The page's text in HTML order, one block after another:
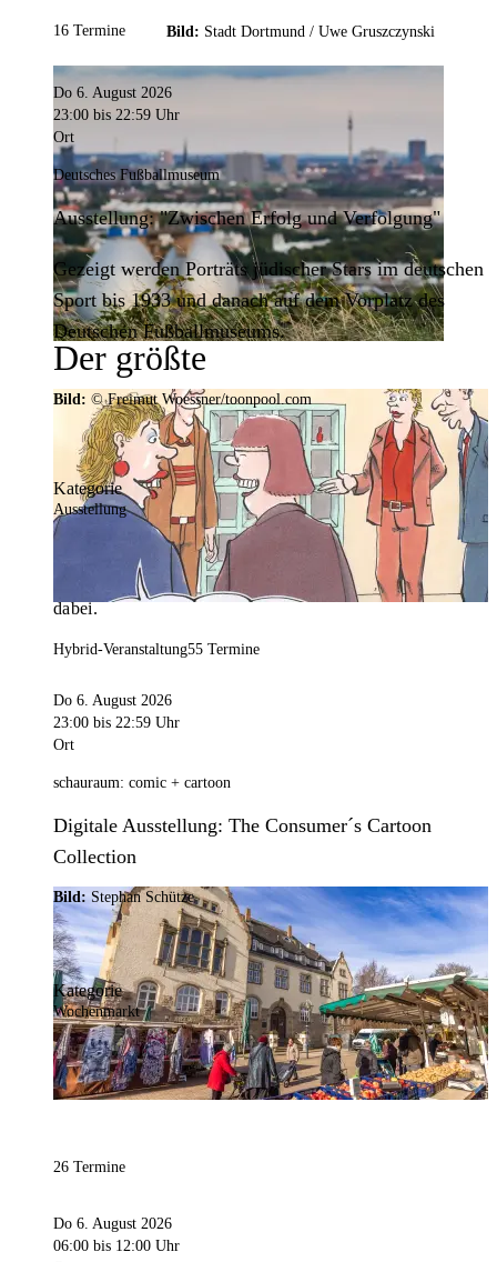
Bild: Stadt Dortmund / Uwe Gruszczynski
Der größte
Veranstaltungskalender der
Region
Mit weit über 4.000 Terminen ist der
Veranstaltungskalender der Stadt Dortmund der
umfangreichste der Region. Hier ist für alle was
dabei.
16 Termine
Do 6. August 2026
23:00 bis 22:59 Uhr
Ort
Deutsches Fußballmuseum
Ausstellung: "Zwischen Erfolg und Verfolgung"
Gezeigt werden Porträts jüdischer Stars im deutschen
Sport bis 1933 und danach auf dem Vorplatz des
Deutschen Fußballmuseums.
Bild: © Freimut Woessner/toonpool.com
Kategorie
Ausstellung
Hybrid-Veranstaltung55 Termine
Do 6. August 2026
23:00 bis 22:59 Uhr
Ort
schauraum: comic + cartoon
Digitale Ausstellung: The Consumer´s Cartoon
Collection
Bild: Stephan Schütze
Kategorie
Wochenmarkt
26 Termine
Do 6. August 2026
06:00 bis 12:00 Uhr